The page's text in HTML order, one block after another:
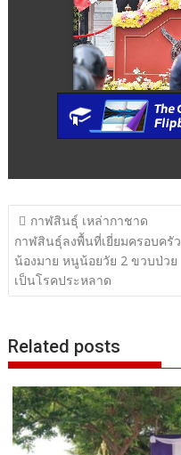
แนะแนว
เรื่อง
กาฬสินธุ์ เหล่ากาชาด
กาฬสินธุ์ลงพื้นที่เยี่ยมครอบครัว
น้องมาย หนูน้อยวัย 2 ขวบป่วย
เป็นโรคประหลาด
Related posts